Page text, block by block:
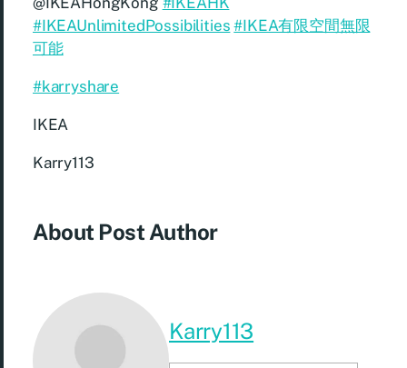
#IKEAUnlimitedPossibilities #IKEA有限空間無限
可能
#karryshare
IKEA
Karry113
About Post Author
Karry113